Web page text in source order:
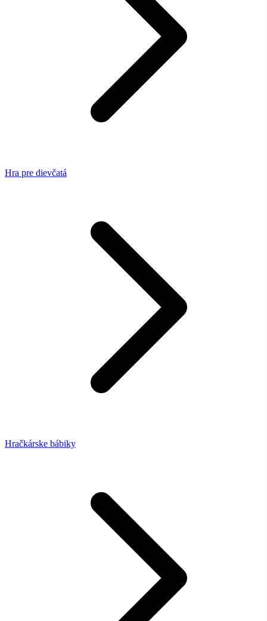
Hra pre dievčatá
Hračkárske bábiky